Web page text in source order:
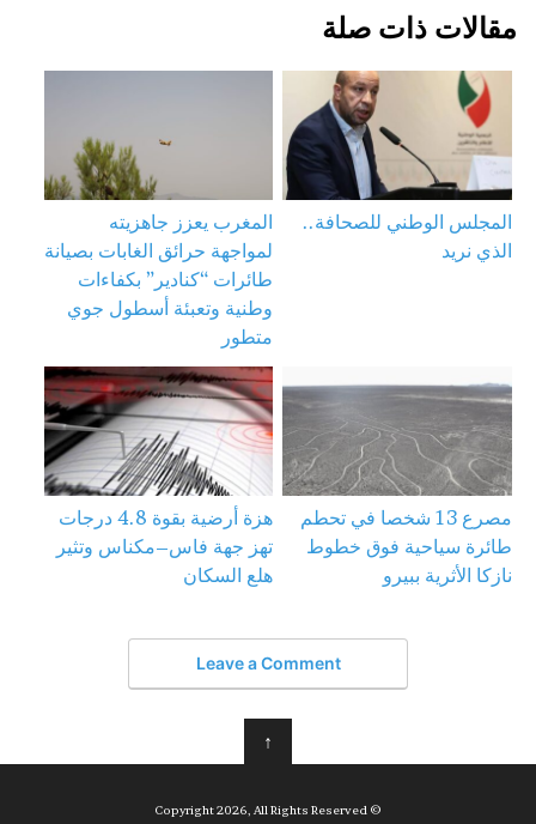
مقالات ذات صلة
المجلس الوطني للصحافة..
الذي نريد
المغرب يعزز جاهزيته
لمواجهة حرائق الغابات بصيانة
طائرات “كنادير” بكفاءات
وطنية وتعبئة أسطول جوي
متطور
مصرع 13 شخصا في تحطم
طائرة سياحية فوق خطوط
نازكا الأثرية ببيرو
هزة أرضية بقوة 4.8 درجات
تهز جهة فاس–مكناس وتثير
هلع السكان
Leave a Comment
↑
© Copyright 2026, All Rights Reserved